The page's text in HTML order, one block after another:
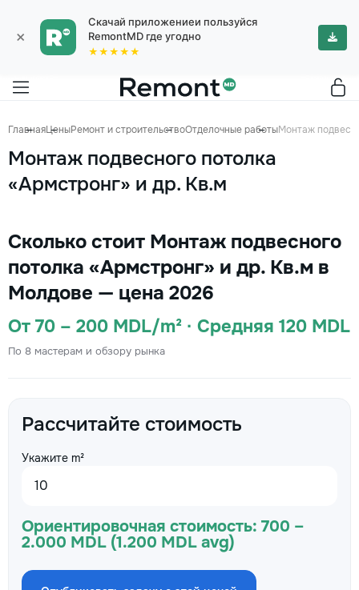
×
Скачай приложениеи пользуйся
RemontMD где угодно
★★★★★
ГлавнаяЦеныРемонт и строительствоОтделочные работыМонтаж
Монтаж подвесного потолка
«Армстронг» и др. Кв.м
Сколько стоит Монтаж подвесного
потолка «Армстронг» и др. Кв.м в
Молдове — цена 2026
От 70 – 200 MDL/m² · Средняя 120 MDL
По 8 мастерам и обзору рынка
Рассчитайте стоимость
Укажите m²
Ориентировочная стоимость: 700 –
2.000 MDL (1.200 MDL avg)